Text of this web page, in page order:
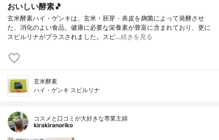
おいしい酵素🎵
玄米酵素ハイ・ゲンキは、玄米・胚芽・表皮を麹菌によって発酵させ
た、消化のよい食品。健康に必要な栄養素が豊富に含まれており、更に
スピルリナがプラスされました。スピ…続きを見る
玄米酵素
ハイ・ゲンキ スピルリナ
コスメと口コミが大好きな専業主婦
kirakiranoriko